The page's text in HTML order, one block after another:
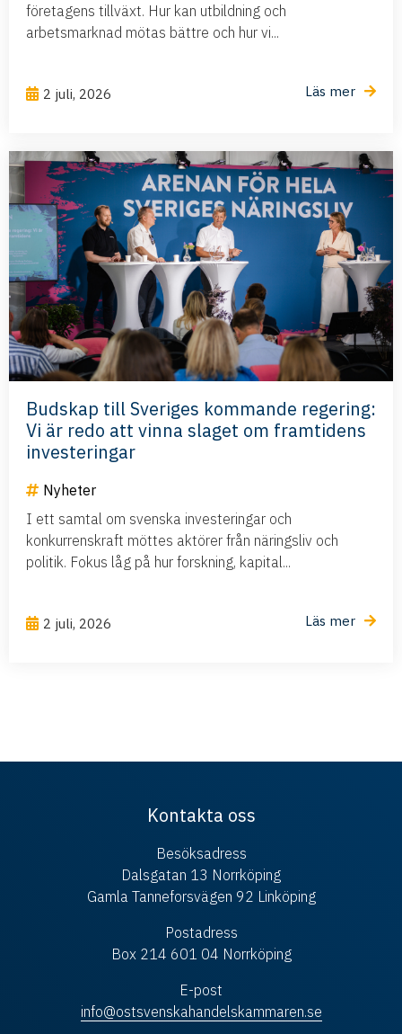
företagens tillväxt. Hur kan utbildning och
arbetsmarknad mötas bättre och hur vi...
2 juli, 2026 Läs mer
Budskap till Sveriges kommande regering:
Vi är redo att vinna slaget om framtidens
investeringar
Nyheter
I ett samtal om svenska investeringar och
konkurrenskraft möttes aktörer från näringsliv och
politik. Fokus låg på hur forskning, kapital...
2 juli, 2026 Läs mer
Kontakta oss
Besöksadress
Dalsgatan 13 Norrköping
Gamla Tanneforsvägen 92 Linköping
Postadress
Box 214 601 04 Norrköping
E-post
info@ostsvenskahandelskammaren.se